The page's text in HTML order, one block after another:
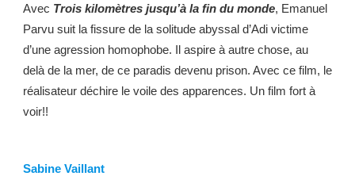
Avec Trois kilomètres jusqu’à la fin du monde, Emanuel
Parvu suit la fissure de la solitude abyssal d’Adi victime
d’une agression homophobe. Il aspire à autre chose, au
delà de la mer, de ce paradis devenu prison. Avec ce film, le
réalisateur déchire le voile des apparences. Un film fort à
voir!!
Sabine Vaillant